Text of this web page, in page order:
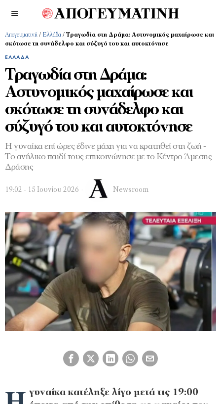
Απογευματινή / Ελλάδα / Τραγωδία στη Δράμα: Αστυνομικός μαχαίρωσε και
σκότωσε τη συνάδελφο και σύζυγό του και αυτοκτόνησε
ΕΛΛΆΔΑ
Τραγωδία στη Δράμα:
Αστυνομικός μαχαίρωσε και
σκότωσε τη συνάδελφο και
σύζυγό του και αυτοκτόνησε
Η γυναίκα επί ώρες έδινε μάχη για να κρατηθεί στη ζωή -
Το ανήλικο παιδί τους επικοινώνησε με το Κέντρο Άμεσης
Δράσης
19:02 - 15 Ιουνίου 2026 Newsroom
γυναίκα κατέληξε λίγο μετά τις 19:00